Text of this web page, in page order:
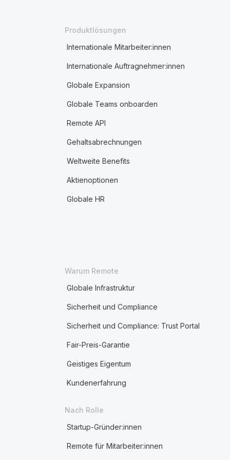
Produktlösungen
Internationale Mitarbeiter:innen
Internationale Auftragnehmer:innen
Globale Expansion
Globale Teams onboarden
Remote API
Gehaltsabrechnungen
Weltweite Benefits
Aktienoptionen
Globale HR
Warum Remote
Globale Infrastruktur
Sicherheit und Compliance
Sicherheit und Compliance: Trust Portal
Fair-Preis-Garantie
Geistiges Eigentum
Kundenerfahrung
Nach Rolle
Startup-Gründer:innen
Remote für Mitarbeiter:innen